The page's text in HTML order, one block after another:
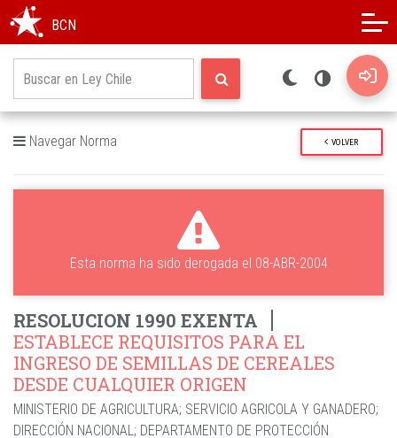
BCN
Navegar Norma VOLVER
Esta norma ha sido derogada el 08-ABR-2004
RESOLUCION 1990 EXENTA
ESTABLECE REQUISITOS PARA EL
INGRESO DE SEMILLAS DE CEREALES
DESDE CUALQUIER ORIGEN
MINISTERIO DE AGRICULTURA; SERVICIO AGRICOLA Y GANADERO;
DIRECCIÓN NACIONAL; DEPARTAMENTO DE PROTECCIÓN